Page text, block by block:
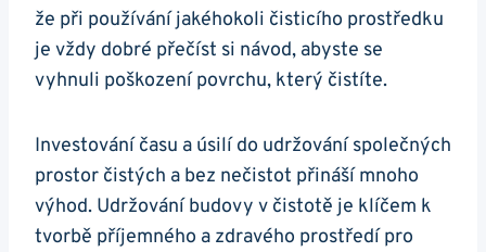
že při používání jakéhokoli čisticího prostředku
je vždy dobré přečíst si návod, ​abyste ​se
vyhnuli poškození povrchu, který čistíte.
Investování‌ času a úsilí do udržování společných
prostor čistých a bez nečistot přináší mnoho
výhod. Udržování budovy v čistotě je klíčem k
tvorbě příjemného a zdravého prostředí pro